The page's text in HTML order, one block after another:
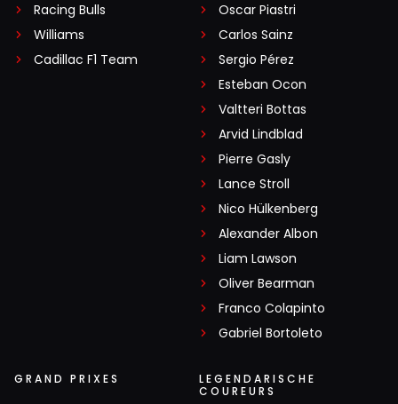
Racing Bulls
Williams
Cadillac F1 Team
Oscar Piastri
Carlos Sainz
Sergio Pérez
Esteban Ocon
Valtteri Bottas
Arvid Lindblad
Pierre Gasly
Lance Stroll
Nico Hülkenberg
Alexander Albon
Liam Lawson
Oliver Bearman
Franco Colapinto
Gabriel Bortoleto
GRAND PRIXES
LEGENDARISCHE
COUREURS